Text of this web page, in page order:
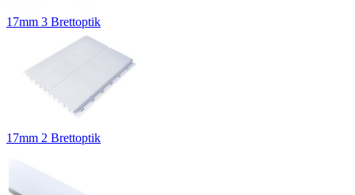
17mm 3 Brettoptik
17mm 2 Brettoptik